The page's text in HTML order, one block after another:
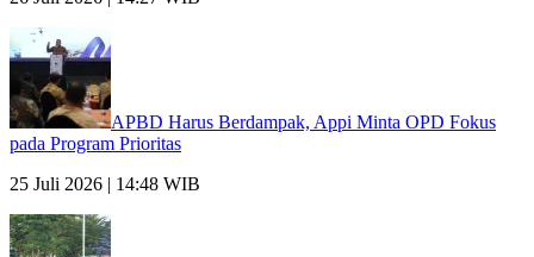
APBD Harus Berdampak, Appi Minta OPD Fokus
pada Program Prioritas
25 Juli 2026 | 14:48 WIB